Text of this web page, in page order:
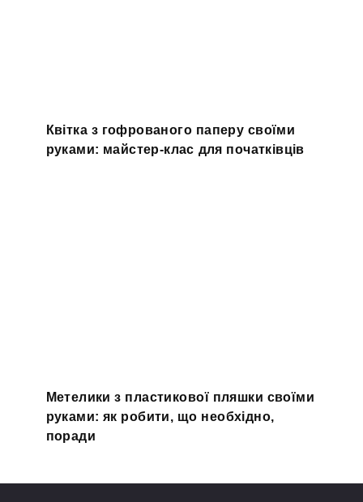
Квітка з гофрованого паперу своїми
руками: майстер-клас для початківців
Метелики з пластикової пляшки своїми
руками: як робити, що необхідно,
поради